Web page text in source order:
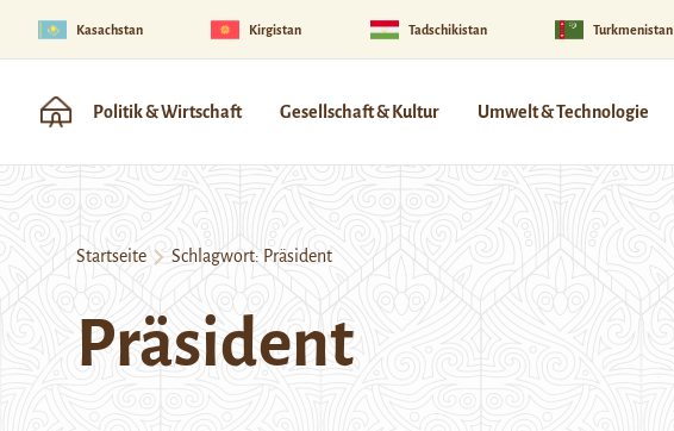
Kasachstan Kirgistan Tadschikistan Turkmenistan
Politik & Wirtschaft Gesellschaft & Kultur Umwelt & Technologie
Startseite Schlagwort: Präsident
Präsident